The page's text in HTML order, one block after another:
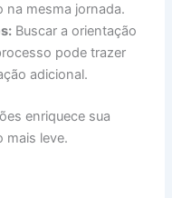
na mesma jornada.
Buscar a orientação
pode trazer
adicional.
enriquece sua
mais leve.